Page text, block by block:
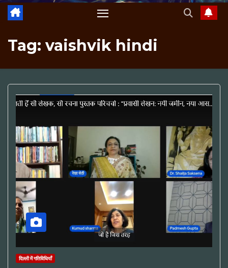
Tag: vaishvik hindi
दिल्ली में गतिविधियाँ